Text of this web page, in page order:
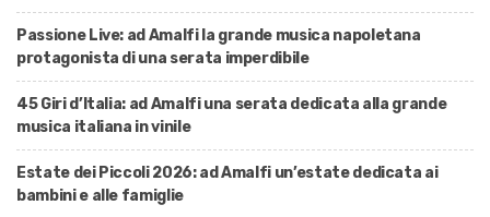
Passione Live: ad Amalfi la grande musica napoletana
protagonista di una serata imperdibile
45 Giri d’Italia: ad Amalfi una serata dedicata alla grande
musica italiana in vinile
Estate dei Piccoli 2026: ad Amalfi un’estate dedicata ai
bambini e alle famiglie